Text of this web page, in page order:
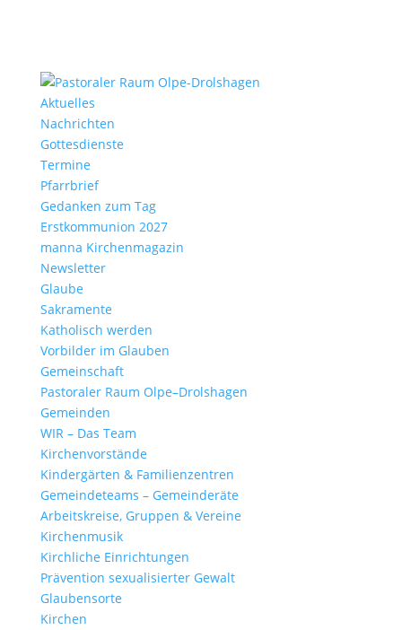
Aktu­elles
Nach­richten
Gottes­dienste
Termine
Pfarr­brief
Gedanken zum Tag
Erst­kom­mu­nion 2027
manna Kirchen­ma­gazin
News­letter
Glaube
Sakra­mente
Katho­lisch werden
Vorbilder im Glauben
Gemein­schaft
Pasto­raler Raum Olpe–Drolshagen
Gemeinden
WIR – Das Team
Kirchen­vor­stände
Kinder­gärten & Familienzentren
Gemein­de­teams – Gemeinderäte
Arbeits­kreise, Gruppen & Vereine
Kirchen­musik
Kirch­liche Einrichtungen
Präven­tion sexua­li­sierter Gewalt
Glau­ben­s­orte
Kirchen